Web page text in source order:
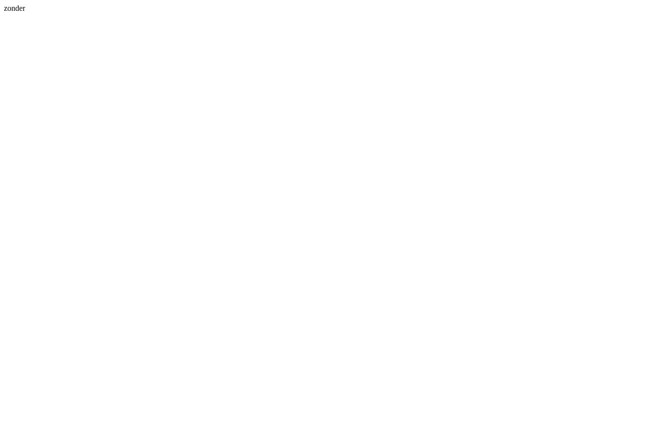
zonder